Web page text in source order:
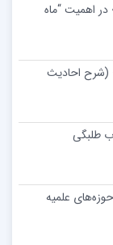
اهمیت “ماه
(شرح احادیث
طلبگی
علمیه